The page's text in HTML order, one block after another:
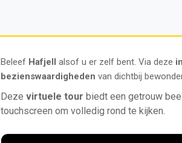
Beleef Hafjell alsof u er zelf bent. Via deze
bezienswaardigheden van dichtbij
Deze virtuele tour biedt een getrouw
touchscreen om volledig rond te kijken.